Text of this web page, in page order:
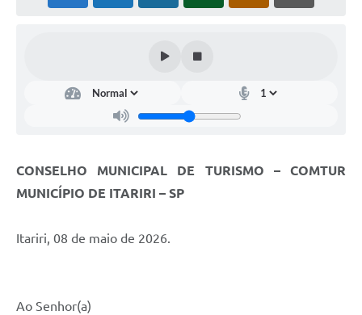
CONSELHO MUNICIPAL DE TURISMO – COMTUR
MUNICÍPIO DE ITARIRI – SP
Itariri, 08 de maio de 2026.
Ao Senhor(a)